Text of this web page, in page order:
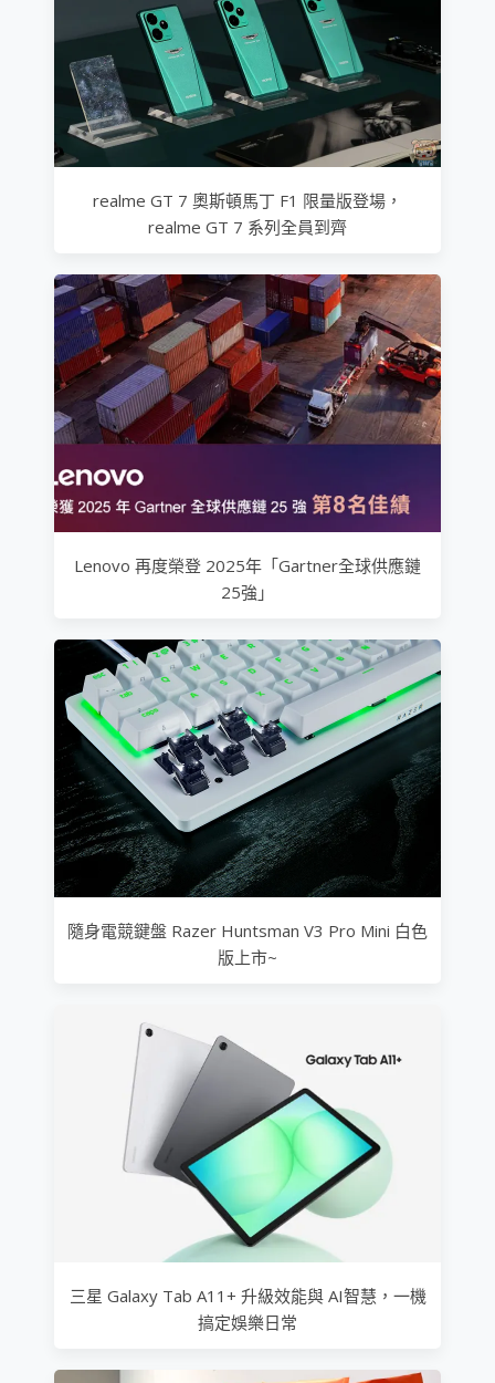
realme GT 7 奧斯頓馬丁 F1 限量版登場，
realme GT 7 系列全員到齊
Lenovo 再度榮登 2025年「Gartner全球供應鏈
25強」
隨身電競鍵盤 Razer Huntsman V3 Pro Mini 白色
版上市~
三星 Galaxy Tab A11+ 升級效能與 AI智慧，一機
搞定娛樂日常